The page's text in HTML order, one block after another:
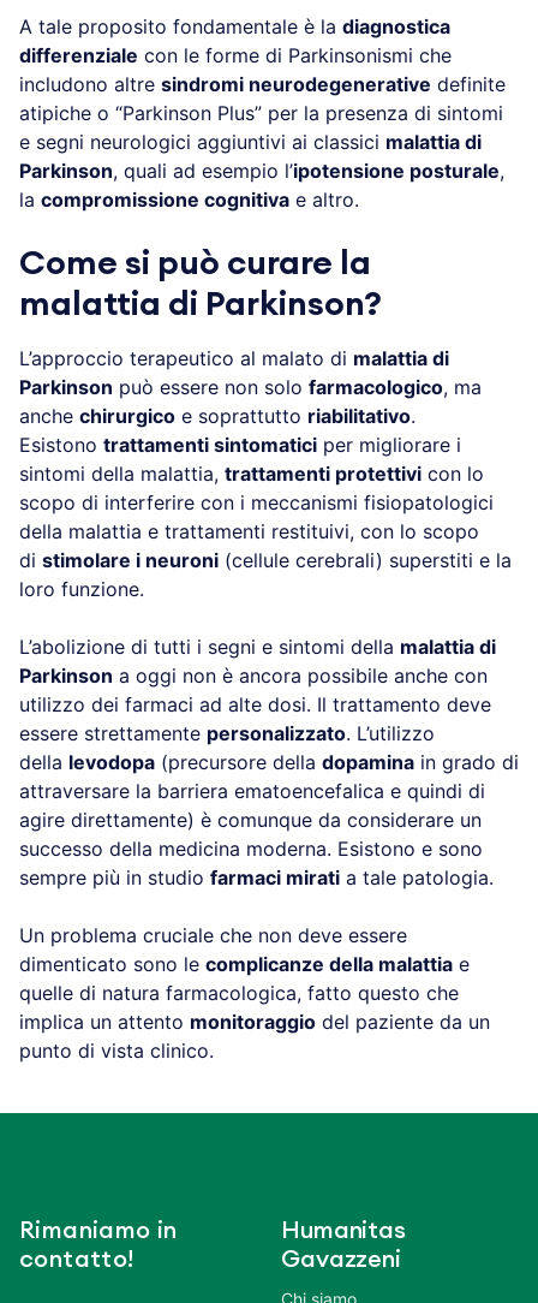
A tale proposito fondamentale è la diagnostica
differenziale con le forme di Parkinsonismi che
includono altre sindromi neurodegenerative definite
atipiche o “Parkinson Plus” per la presenza di sintomi
e segni neurologici aggiuntivi ai classici malattia di
Parkinson, quali ad esempio l’ipotensione posturale,
la compromissione cognitiva e altro.
Come si può curare la
malattia di Parkinson?
L’approccio terapeutico al malato di malattia di
Parkinson può essere non solo farmacologico, ma
anche chirurgico e soprattutto riabilitativo.
Esistono trattamenti sintomatici per migliorare i
sintomi della malattia, trattamenti protettivi con lo
scopo di interferire con i meccanismi fisiopatologici
della malattia e trattamenti restituivi, con lo scopo
di stimolare i neuroni (cellule cerebrali) superstiti e la
loro funzione.
L’abolizione di tutti i segni e sintomi della malattia di
Parkinson a oggi non è ancora possibile anche con
utilizzo dei farmaci ad alte dosi. Il trattamento deve
essere strettamente personalizzato. L’utilizzo
della levodopa (precursore della dopamina in grado di
attraversare la barriera ematoencefalica e quindi di
agire direttamente) è comunque da considerare un
successo della medicina moderna. Esistono e sono
sempre più in studio farmaci mirati a tale patologia.
Un problema cruciale che non deve essere
dimenticato sono le complicanze della malattia e
quelle di natura farmacologica, fatto questo che
implica un attento monitoraggio del paziente da un
punto di vista clinico.
Rimaniamo in
contatto!
Humanitas
Gavazzeni
Chi siamo